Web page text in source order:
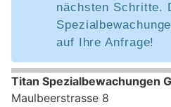
nächsten Schritte.
auf Ihre Anfrage!
Titan Spezialbewachungen
Maulbeerstrasse 8